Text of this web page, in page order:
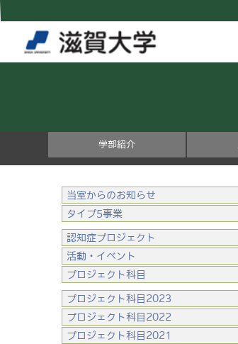
学部紹介
当室からのお知らせ
タイプ5事業
認知症プロジェクト
活動・イベント
プロジェクト科目
プロジェクト科目2023
プロジェクト科目2022
プロジェクト科目2021